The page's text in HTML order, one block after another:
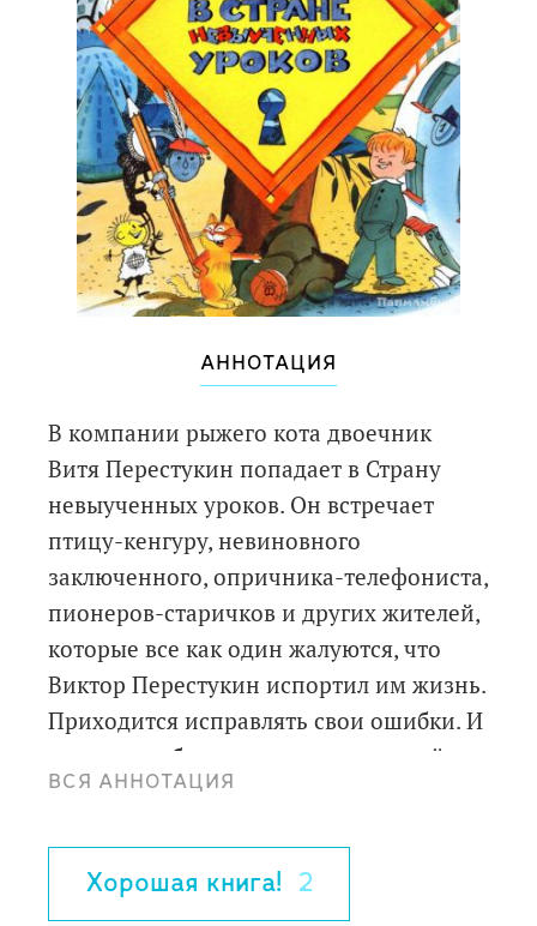
АННОТАЦИЯ
В компании рыжего кота двоечник
Витя Перестукин попадает в Страну
невыученных уроков. Он встречает
птицу-кенгуру, невиновного
заключенного, опричника-телефониста,
пионеров-старичков и других жителей,
которые все как один жалуются, что
Виктор Перестукин испортил им жизнь.
Приходится исправлять свои ошибки. И
удирать от белого медведя, который
никак не может найти север!
иллюстрациями Виктора Чижикова.
Для детей 7-9 лет.
ВСЯ АННОТАЦИЯ
Хорошая книга! 2